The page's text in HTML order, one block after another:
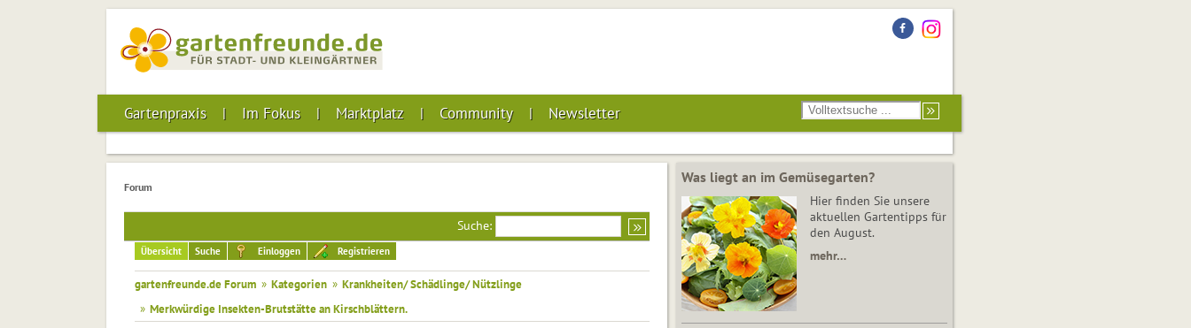
Gartenpraxis Im Fokus Marktplatz Community Newsletter
Forum
Suche:
Übersicht Suche Einloggen Registrieren
gartenfreunde.de Forum » Kategorien » Krankheiten/ Schädlinge/ Nützlinge
» Merkwürdige Insekten-Brutstätte an Kirschblättern.
Was liegt an im Gemüsegarten?
Hier finden Sie unsere
aktuellen Gartentipps für
den August.
mehr…